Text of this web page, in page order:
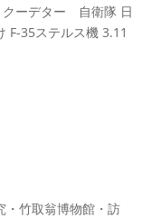
ーデター 自衛隊 日
F-35ステルス機 3.11
・竹取翁博物館・訪